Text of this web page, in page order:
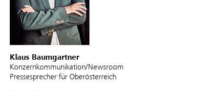
Klaus Baumgartner
Konzernkommunikation/Newsroom
Pressesprecher für Oberösterreich